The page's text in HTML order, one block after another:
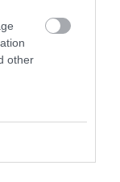
other
A